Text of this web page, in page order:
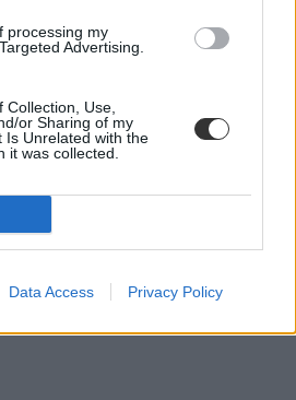
processing my
Advertising.
Use,
or Sharing of my
Is Unrelated with the
it was collected.
Data Access Privacy Policy
Ovi Kréta fejlesztőivel egyeztetve állt